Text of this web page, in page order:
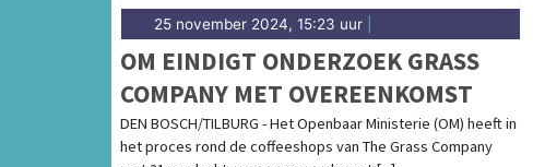
25 november 2024, 15:23 uur
OM EINDIGT ONDERZOEK GRASS
COMPANY MET OVEREENKOMST
DEN BOSCH/TILBURG - Het Openbaar Ministerie (OM) heeft in
het proces rond de coffeeshops van The Grass Company